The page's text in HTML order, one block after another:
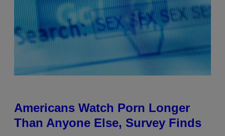
Americans Watch Porn Longer
Than Anyone Else, Survey Finds